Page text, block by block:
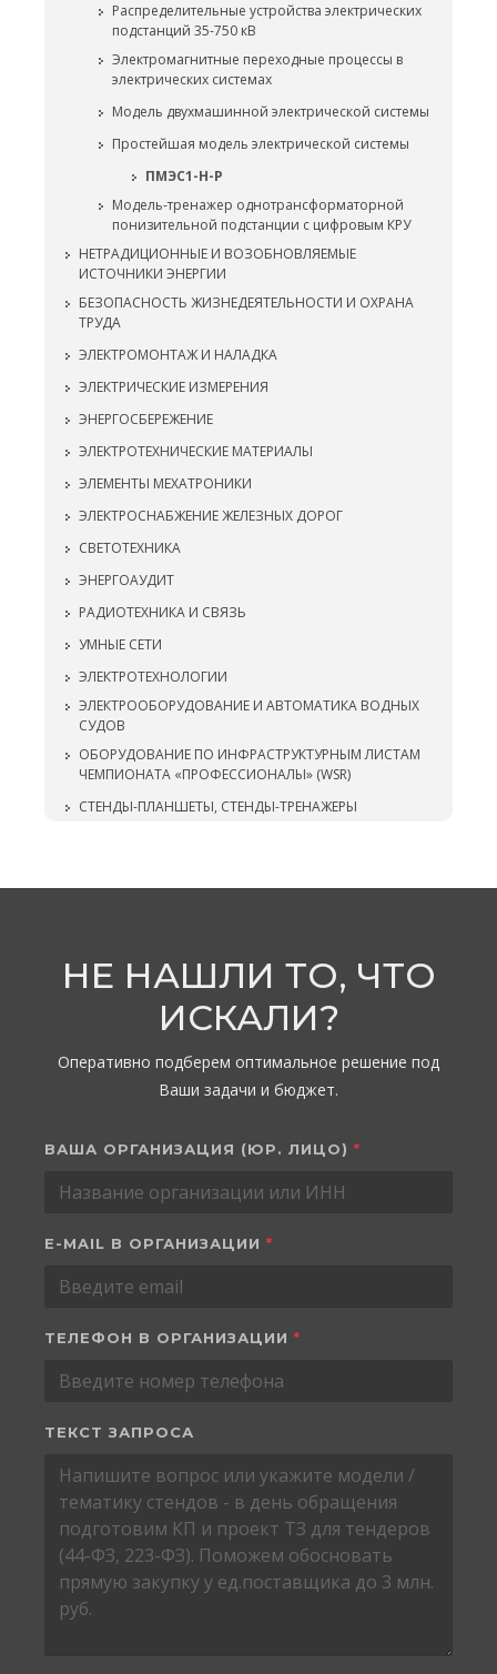
Распределительные устройства электрических
подстанций 35-750 кВ
Электромагнитные переходные процессы в
электрических системах
Модель двухмашинной электрической системы
Простейшая модель электрической системы
ПМЭС1-Н-Р
Модель-тренажер однотрансформаторной
понизительной подстанции с цифровым КРУ
НЕТРАДИЦИОННЫЕ И ВОЗОБНОВЛЯЕМЫЕ
ИСТОЧНИКИ ЭНЕРГИИ
БЕЗОПАСНОСТЬ ЖИЗНЕДЕЯТЕЛЬНОСТИ И ОХРАНА
ТРУДА
ЭЛЕКТРОМОНТАЖ И НАЛАДКА
ЭЛЕКТРИЧЕСКИЕ ИЗМЕРЕНИЯ
ЭНЕРГОСБЕРЕЖЕНИЕ
ЭЛЕКТРОТЕХНИЧЕСКИЕ МАТЕРИАЛЫ
ЭЛЕМЕНТЫ МЕХАТРОНИКИ
ЭЛЕКТРОСНАБЖЕНИЕ ЖЕЛЕЗНЫХ ДОРОГ
СВЕТОТЕХНИКА
ЭНЕРГОАУДИТ
РАДИОТЕХНИКА И СВЯЗЬ
УМНЫЕ СЕТИ
ЭЛЕКТРОТЕХНОЛОГИИ
ЭЛЕКТРООБОРУДОВАНИЕ И АВТОМАТИКА ВОДНЫХ
СУДОВ
ОБОРУДОВАНИЕ ПО ИНФРАСТРУКТУРНЫМ ЛИСТАМ
ЧЕМПИОНАТА «ПРОФЕССИОНАЛЫ» (WSR)
СТЕНДЫ-ПЛАНШЕТЫ, СТЕНДЫ-ТРЕНАЖЕРЫ
НЕ НАШЛИ ТО, ЧТО
ИСКАЛИ?
Оперативно подберем оптимальное решение под
Ваши задачи и бюджет.
ВАША ОРГАНИЗАЦИЯ (ЮР. ЛИЦО) *
E-MAIL В ОРГАНИЗАЦИИ *
ТЕЛЕФОН В ОРГАНИЗАЦИИ *
ТЕКСТ ЗАПРОСА